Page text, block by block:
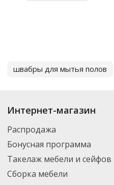
швабры для мытья полов
Интернет-магазин
Распродажа
Бонусная программа
Такелаж мебели и сейфов
Сборка мебели